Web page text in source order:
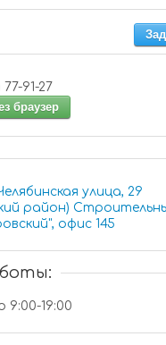
+7 (3952) 77-91-27
браузер
улица, 29
район)
рынок "Покровский", офис 145
9:00-19:00